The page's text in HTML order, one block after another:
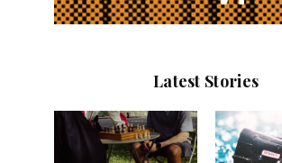
Latest Stories